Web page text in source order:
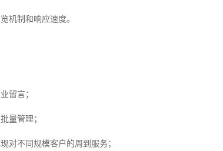
制和响应速度。
留言；
量管理；
不同规模客户的周到服务；